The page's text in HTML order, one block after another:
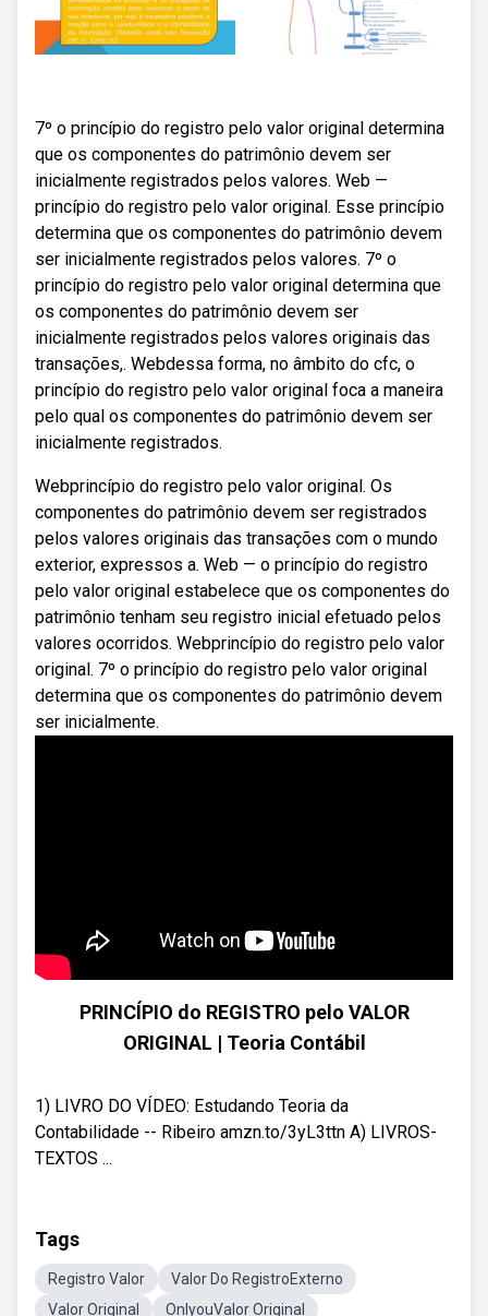
7º o princípio do registro pelo valor original determina
que os componentes do patrimônio devem ser
inicialmente registrados pelos valores. Web —
princípio do registro pelo valor original. Esse princípio
determina que os componentes do patrimônio devem
ser inicialmente registrados pelos valores. 7º o
princípio do registro pelo valor original determina que
os componentes do patrimônio devem ser
inicialmente registrados pelos valores originais das
transações,. Webdessa forma, no âmbito do cfc, o
princípio do registro pelo valor original foca a maneira
pelo qual os componentes do patrimônio devem ser
inicialmente registrados.
Webprincípio do registro pelo valor original. Os
componentes do patrimônio devem ser registrados
pelos valores originais das transações com o mundo
exterior, expressos a. Web — o princípio do registro
pelo valor original estabelece que os componentes do
patrimônio tenham seu registro inicial efetuado pelos
valores ocorridos. Webprincípio do registro pelo valor
original. 7º o princípio do registro pelo valor original
determina que os componentes do patrimônio devem
ser inicialmente.
PRINCÍPIO do REGISTRO pelo VALOR
ORIGINAL | Teoria Contábil
1) LIVRO DO VÍDEO: Estudando Teoria da
Contabilidade -- Ribeiro amzn.to/3yL3ttn A) LIVROS-
TEXTOS ...
Tags
Registro Valor
Valor Do RegistroExterno
Valor Original
OnlyouValor Original